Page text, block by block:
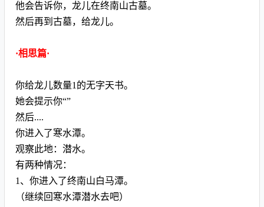
他会告诉你，龙儿在终南山古墓。
然后再到古墓，给龙儿。
·相思篇·
你给龙儿数量1的无字天书。
她会提示你“”
然后....
你进入了寒水潭。
观察此地：潜水。
有两种情况：
1、你进入了终南山白马潭。
（继续回寒水潭潜水去吧）